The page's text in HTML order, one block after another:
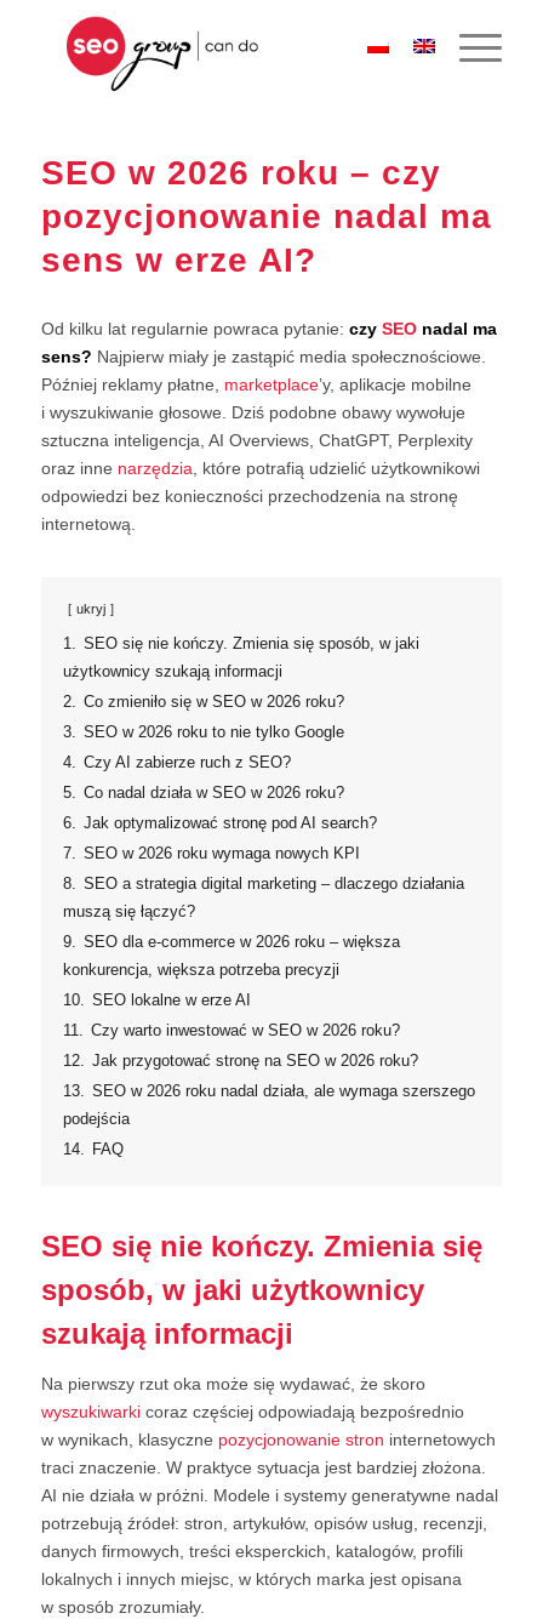
SEO w 2026 roku – czy
pozycjonowanie nadal ma
sens w erze AI?
Od kilku lat regularnie powraca pytanie: czy SEOnadal ma
sens? Najpierw miały je zastąpić media społecznościowe.
Później reklamy płatne, marketplace’y, aplikacje mobilne
i wyszukiwanie głosowe. Dziś podobne obawy wywołuje
sztuczna inteligencja, AI Overviews, ChatGPT, Perplexity
oraz inne narzędzia , które potrafią udzielić użytkownikowi
odpowiedzi bez konieczności przechodzenia na stronę
internetową.
ukryj
1. SEO się nie kończy. Zmienia się sposób, w jaki
użytkownicy szukają informacji
2. Co zmieniło się w SEO w 2026 roku?
3. SEO w 2026 roku to nie tylko Google
4. Czy AI zabierze ruch z SEO?
5. Co nadal działa w SEO w 2026 roku?
6. Jak optymalizować stronę pod AI search?
7. SEO w 2026 roku wymaga nowych KPI
8. SEO a strategia digital marketing – dlaczego działania
muszą się łączyć?
9. SEO dla e-commerce w 2026 roku – większa
konkurencja, większa potrzeba precyzji
10. SEO lokalne w erze AI
11. Czy warto inwestować w SEO w 2026 roku?
12. Jak przygotować stronę na SEO w 2026 roku?
13. SEO w 2026 roku nadal działa, ale wymaga szerszego
podejścia
14.
FAQ
SEO się nie kończy. Zmienia się
sposób, w jaki użytkownicy
szukają informacji
Na pierwszy rzut oka może się wydawać, że skoro
wyszukiwarkicoraz częściej odpowiadają bezpośrednio
w wynikach, klasyczne pozycjonowanie stron internetowych
traci znaczenie. W praktyce sytuacja jest bardziej złożona.
AI nie działa w próżni. Modele i systemy generatywne nadal
potrzebują źródeł: stron, artykułów, opisów usług, recenzji,
danych firmowych, treści eksperckich, katalogów, profili
lokalnych i innych miejsc, w których marka jest opisana
w sposób zrozumiały.